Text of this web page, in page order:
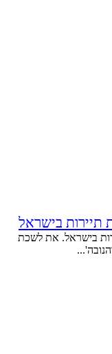
בישראל
בישראל. את לשכת